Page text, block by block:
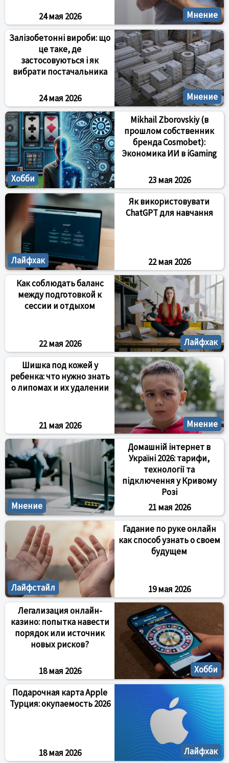
Мнение
24 мая 2026
Мнение
Залізобетонні вироби: що
це таке, де
застосовуються і як
вибрати постачальника
24 мая 2026
Хобби
Mikhail Zborovskiy (в
прошлом собственник
бренда Cosmobet):
Экономика ИИ в iGaming
23 мая 2026
Лайфхак
Як використовувати
ChatGPT для навчання
22 мая 2026
Лайфхак
Как соблюдать баланс
между подготовкой к
сессии и отдыхом
22 мая 2026
Мнение
Шишка под кожей у
ребенка: что нужно знать
о липомах и их удалении
21 мая 2026
Мнение
Домашній інтернет в
Україні 2026: тарифи,
технології та
підключення у Кривому
Розі
21 мая 2026
Лайфстайл
Гадание по руке онлайн
как способ узнать о своем
будущем
19 мая 2026
Хобби
Легализация онлайн-
казино: попытка навести
порядок или источник
новых рисков?
18 мая 2026
Лайфхак
Подарочная карта Apple
Турция: окупаемость 2026
18 мая 2026